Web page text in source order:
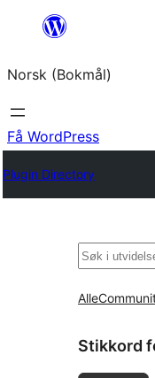
Hopp
innhold
Norsk (Bokmål)
Få WordPress
Plugin Directory
Søk
Alle
Stikkord